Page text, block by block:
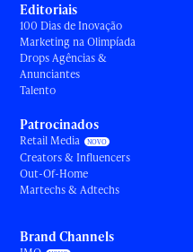
Editoriais
100 Dias de Inovação
Marketing na Olimpíada
Drops Agências &
Anunciantes
Talento
Patrocinados
Retail Media
Creators & Influencers
Out-Of-Home
Martechs & Adtechs
Brand Channels